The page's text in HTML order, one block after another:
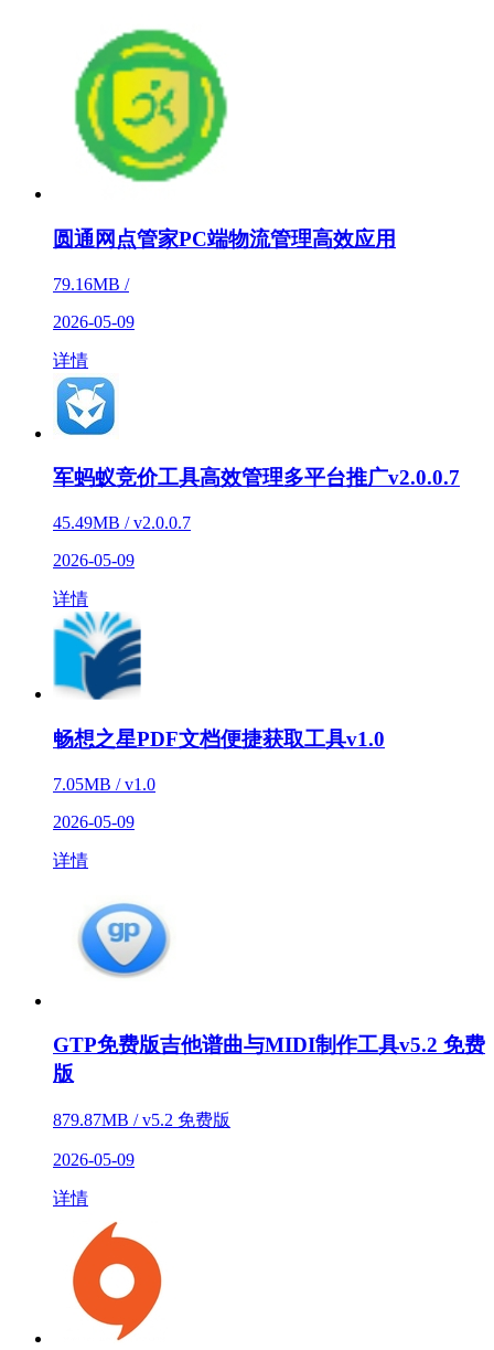
圆通网点管家PC端物流管理高效应用
79.16MB /
2026-05-09
详情
军蚂蚁竞价工具高效管理多平台推广v2.0.0.7
45.49MB / v2.0.0.7
2026-05-09
详情
畅想之星PDF文档便捷获取工具v1.0
7.05MB / v1.0
2026-05-09
详情
GTP免费版吉他谱曲与MIDI制作工具v5.2 免费
版
879.87MB / v5.2 免费版
2026-05-09
详情